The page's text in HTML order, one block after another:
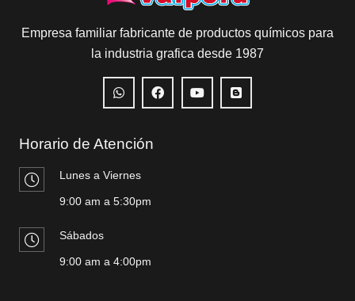
Empresa familiar fabricante de productos químicos para
la industria grafica desde 1987
Horario de Atención
Lunes a Viernes
9:00 am a 5:30pm
Sábados
9:00 am a 4:00pm